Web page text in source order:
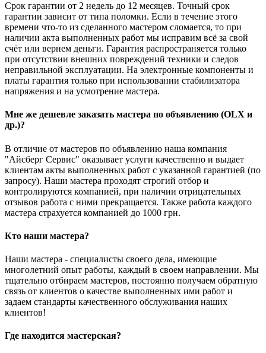
Срок гарантии от 2 недель до 12 месяцев. Точный срок
гарантии зависит от типа поломки. Если в течение этого
времени что-то из сделанного мастером сломается, то при
наличии акта выполненных работ мы исправим всё за свой
счёт или вернем деньги. Гарантия распространяется только
при отсутствии внешних повреждений техники и следов
неправильной эксплуатации. На электронные компоненты и
платы гарантия только при использовании стабилизатора
напряжения и на усмотрение мастера.
Мне же дешевле заказать мастера по объявлению (OLX и
др.)?
В отличие от мастеров по объявлению наша компания
"Айсберг Сервис" оказывает услуги качественно и выдает
клиентам акты выполненных работ с указанной гарантией (по
запросу). Наши мастера проходят строгий отбор и
контролируются компанией, при наличии отрицательных
отзывов работа с ними прекращается. Также работа каждого
мастера страхуется компанией до 1000 грн.
Кто наши мастера?
Наши мастера - специалисты своего дела, имеющие
многолетний опыт работы, каждый в своем направлении. Мы
тщательно отбираем мастеров, постоянно получаем обратную
связь от клиентов о качестве выполненных ими работ и
задаем стандарты качественного обслуживания наших
клиентов!
Где находится мастерская?